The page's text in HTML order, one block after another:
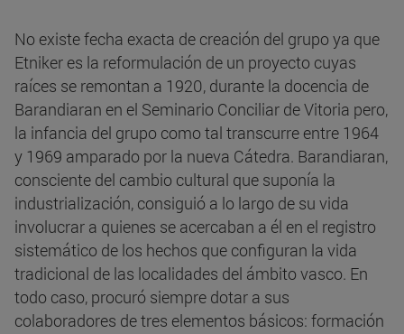
No existe fecha exacta de creación del grupo ya que
Etniker es la reformulación de un proyecto cuyas
raíces se remontan a 1920, durante la docencia de
Barandiaran en el Seminario Conciliar de Vitoria pero,
la infancia del grupo como tal transcurre entre 1964
y 1969 amparado por la nueva Cátedra. Barandiaran,
consciente del cambio cultural que suponía la
industrialización, consiguió a lo largo de su vida
involucrar a quienes se acercaban a él en el registro
sistemático de los hechos que configuran la vida
tradicional de las localidades del ámbito vasco. En
todo caso, procuró siempre dotar a sus
colaboradores de tres elementos básicos: formación